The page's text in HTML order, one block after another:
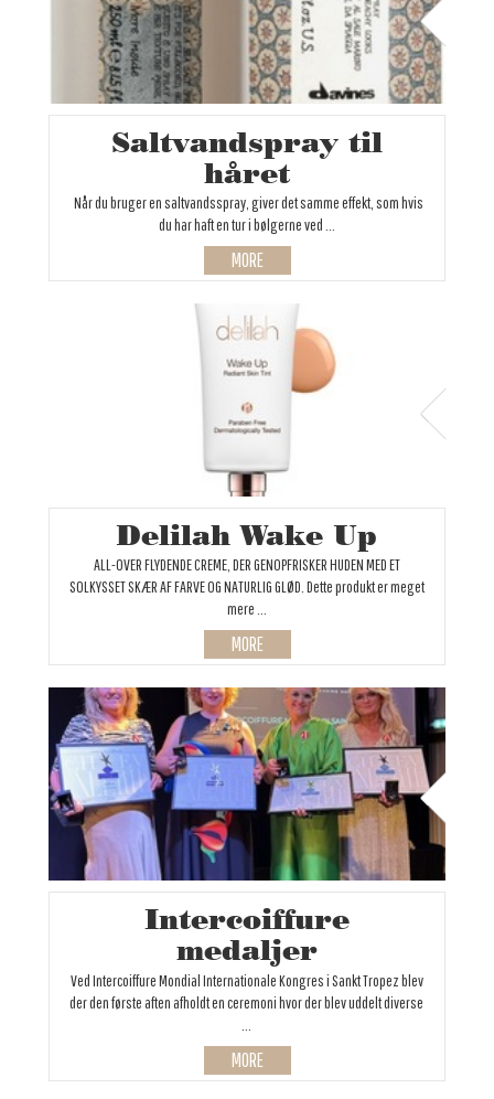
Saltvandspray til
håret
Når du bruger en saltvandsspray, giver det samme effekt, som hvis
du har haft en tur i bølgerne ved ...
MORE
Delilah Wake Up
ALL-OVER FLYDENDE CREME, DER GENOPFRISKER HUDEN MED ET
SOLKYSSET SKÆR AF FARVE OG NATURLIG GLØD. Dette produkt er meget
mere ...
MORE
Intercoiffure
medaljer
Ved Intercoiffure Mondial Internationale Kongres i Sankt Tropez blev
der den første aften afholdt en ceremoni hvor der blev uddelt diverse
MORE